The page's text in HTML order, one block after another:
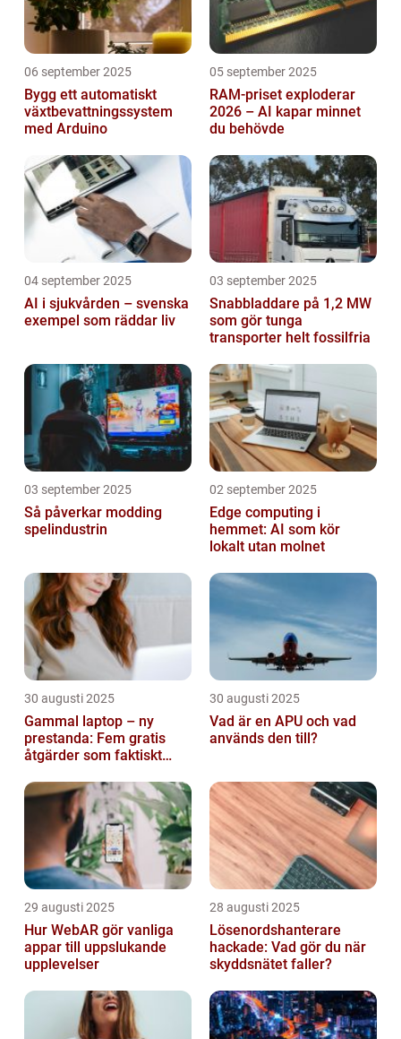
06 september 2025
Bygg ett automatiskt
växtbevattningssystem
med Arduino
05 september 2025
RAM-priset exploderar
2026 – AI kapar minnet
du behövde
04 september 2025
AI i sjukvården – svenska
exempel som räddar liv
03 september 2025
Snabbladdare på 1,2 MW
som gör tunga
transporter helt fossilfria
03 september 2025
Så påverkar modding
spelindustrin
02 september 2025
Edge computing i
hemmet: AI som kör
lokalt utan molnet
30 augusti 2025
Gammal laptop – ny
prestanda: Fem gratis
åtgärder som faktiskt
30 augusti 2025
Vad är en APU och vad
används den till?
29 augusti 2025
Hur WebAR gör vanliga
appar till uppslukande
upplevelser
28 augusti 2025
Lösenordshanterare
hackade: Vad gör du när
skyddsnätet faller?